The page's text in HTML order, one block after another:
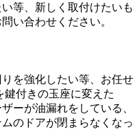
等、新しく取付けたいも
い合わせください。
を強化したい等、お任せ
付きの玉座に変えた
ーが油漏れをしている、
のドアが閉まらなくなっ